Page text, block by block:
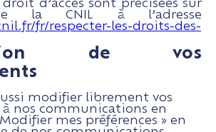
la CNIL à l’adresse
fr/respecter-les-droits-des-
de vos
modifier librement vos
nos communications en
mes préférences » en